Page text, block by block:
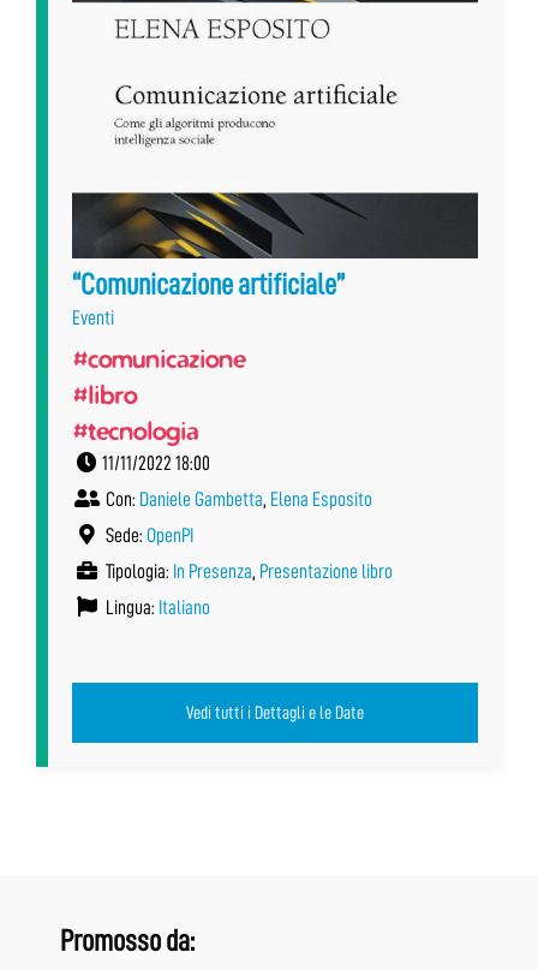
“Comunicazione artificiale”
Eventi
#comunicazione
#libro
#tecnologia
11/11/2022 18:00
Con: Daniele Gambetta, Elena Esposito
Sede: OpenPI
Tipologia: In Presenza, Presentazione libro
Lingua: Italiano
Vedi tutti i Dettagli e le Date
Promosso da: